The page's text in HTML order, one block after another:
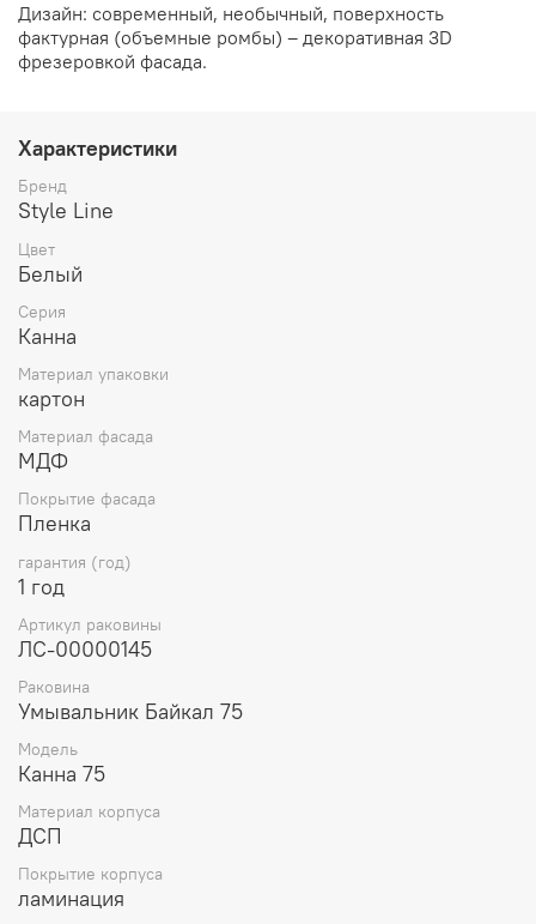
Дизайн: современный, необычный, поверхность
фактурная (объемные ромбы) – декоративная 3D
фрезеровкой фасада.
Характеристики
Бренд
Style Line
Цвет
Белый
Серия
Канна
Материал упаковки
картон
Материал фасада
МДФ
Покрытие фасада
Пленка
гарантия (год)
1 год
Артикул раковины
ЛС-00000145
Раковина
Умывальник Байкал 75
Модель
Канна 75
Материал корпуса
ДСП
Покрытие корпуса
ламинация